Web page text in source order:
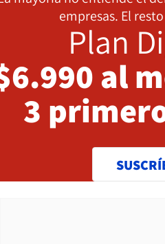
empresas. El
Plan
al
3